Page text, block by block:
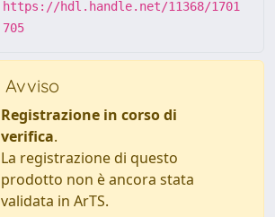
https://hdl.handle.net/11368/1701
705
Avviso
Registrazione in corso di
verifica.
La registrazione di questo
prodotto non è ancora stata
validata in ArTS.